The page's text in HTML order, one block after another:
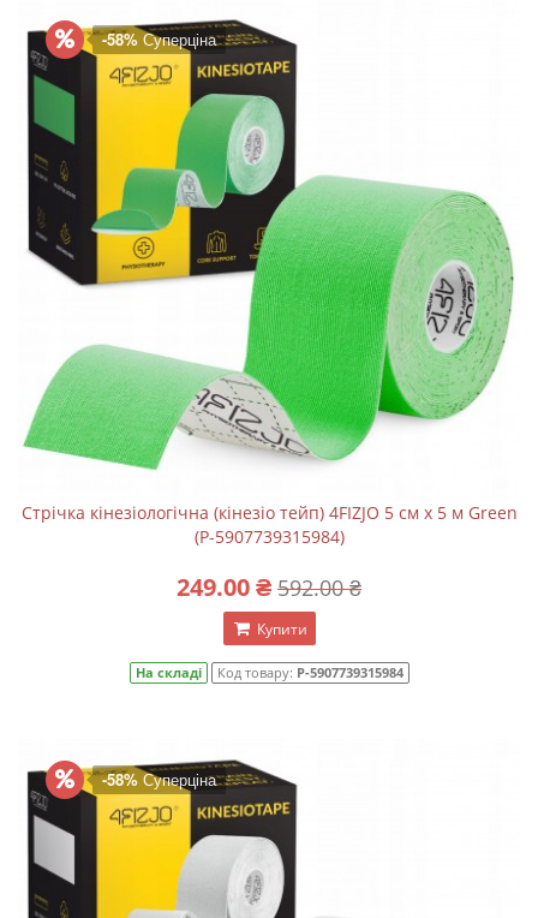
-58%Суперціна
Стрічка кінезіологічна (кінезіо тейп) 4FIZJO 5 см x 5 м Green
(P-5907739315984)
249.00 ₴ 592.00 ₴
Купити
На складі Код товару: P-5907739315984
-58%Суперціна